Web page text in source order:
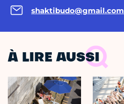
shaktibudo@gmail.com
À LIRE AUSSI